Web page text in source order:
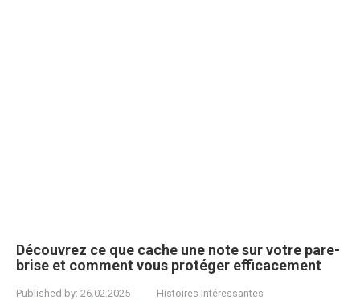
Découvrez ce que cache une note sur votre pare-
brise et comment vous protéger efficacement
Published by: 26.02.2025 Histoires Intéressantes